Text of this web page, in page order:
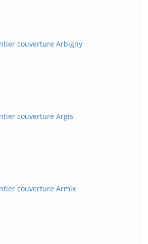
couverture Arbigny
couverture Argis
couverture Armix